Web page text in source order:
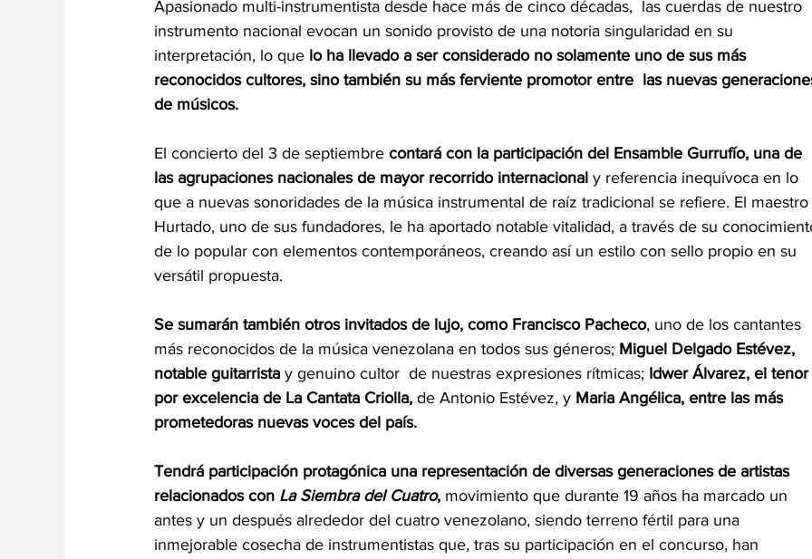
Apasionado multi-instrumentista desde hace más de cinco décadas,  las cuerdas de nuestro
instrumento nacional evocan un sonido provisto de una notoria singularidad en su
interpretación, lo que lo ha llevado a ser considerado no solamente uno de sus más
reconocidos cultores, sino también su más ferviente promotor entre  las nuevas
de músicos.
El concierto del 3 de septiembre contará con la participación del Ensamble Gurrufío, una de
las agrupaciones nacionales de mayor recorrido internacional y referencia inequívoca en lo
que a nuevas sonoridades de la música instrumental de raíz tradicional se refiere. El maestro
Hurtado, uno de sus fundadores, le ha aportado notable vitalidad, a través de su
de lo popular con elementos contemporáneos, creando así un estilo con sello propio en su
versátil propuesta.
Se sumarán también otros invitados de lujo, como Francisco Pacheco, uno de los cantantes
más reconocidos de la música venezolana en todos sus géneros; Miguel Delgado Estévez,
notable guitarrista y genuino cultor  de nuestras expresiones rítmicas; Idwer Álvarez, el tenor
por excelencia de La Cantata Criolla, de Antonio Estévez, y Maria Angélica, entre las más
prometedoras nuevas voces del país.
Tendrá participación protagónica una representación de diversas generaciones de artistas
relacionados con La Siembra del Cuatro, movimiento que durante 19 años ha marcado un
antes y un después alrededor del cuatro venezolano, siendo terreno fértil para una
inmejorable cosecha de instrumentistas que, tras su participación en el concurso, han